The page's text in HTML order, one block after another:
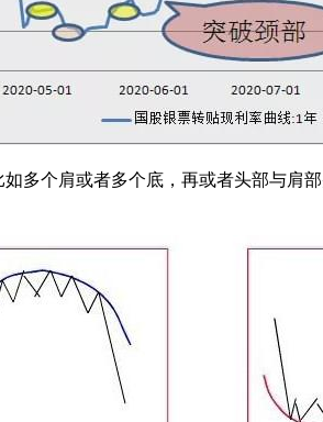
个肩或者多个底，再或者头部与肩